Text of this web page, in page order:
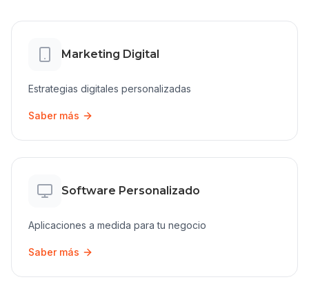
Marketing Digital
Estrategias digitales personalizadas
Saber más
Software Personalizado
Aplicaciones a medida para tu negocio
Saber más